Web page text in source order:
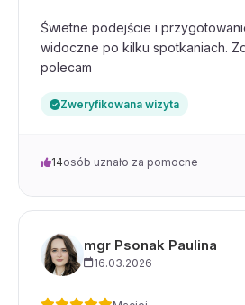
Świetne podejście i
widoczne po kilku spotkaniach.
polecam
Zweryfikowana wizyta
14osób uznało za pomocne
mgr Psonak Paulina
16.03.2026